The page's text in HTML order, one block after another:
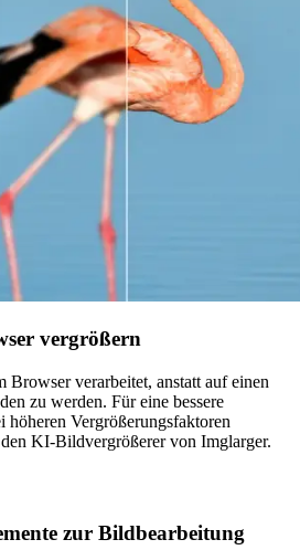
vergrößern
verarbeitet, anstatt auf einen
zu werden. Für eine bessere
Vergrößerungsfaktoren
den KI-Bildvergrößerer von Imglarger.
zur Bildbearbeitung